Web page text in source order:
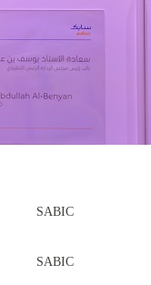
SABIC
SABIC